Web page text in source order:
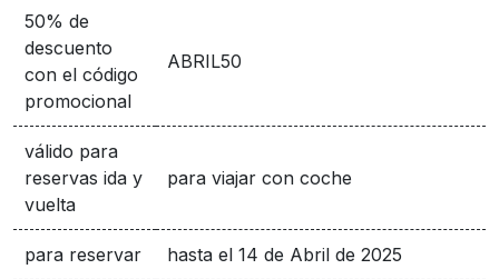
50% de
descuento
con el código
promocional
ABRIL50
válido para
reservas ida y
vuelta
para viajar con coche
para reservar hasta el 14 de Abril de 2025